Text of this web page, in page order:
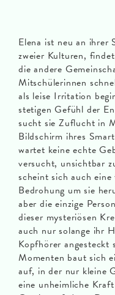
Elena ist neu an ihrer
zweier Kulturen,
die andere
Mitschülerinnen
als leise Irritation
stetigen Gefühl der
sucht sie Zuflucht in
Bildschirm ihres
wartet keine echte
versucht, unsichtbar
scheint sich auch
Bedrohung um sie
aber die einzige
dieser mysteriösen
auch nur solange ihr
Kopfhörer angesteckt
Momenten baut sich
auf, in der nur kleine
eine unheimliche